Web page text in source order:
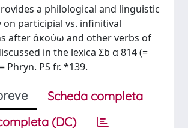
a philological and linguistic
on participial vs. infinitival
after ἀκούω and other verbs of
in the lexica Σb α 814 (=
Phryn. PS fr. *139.
Scheda completa
(DC)